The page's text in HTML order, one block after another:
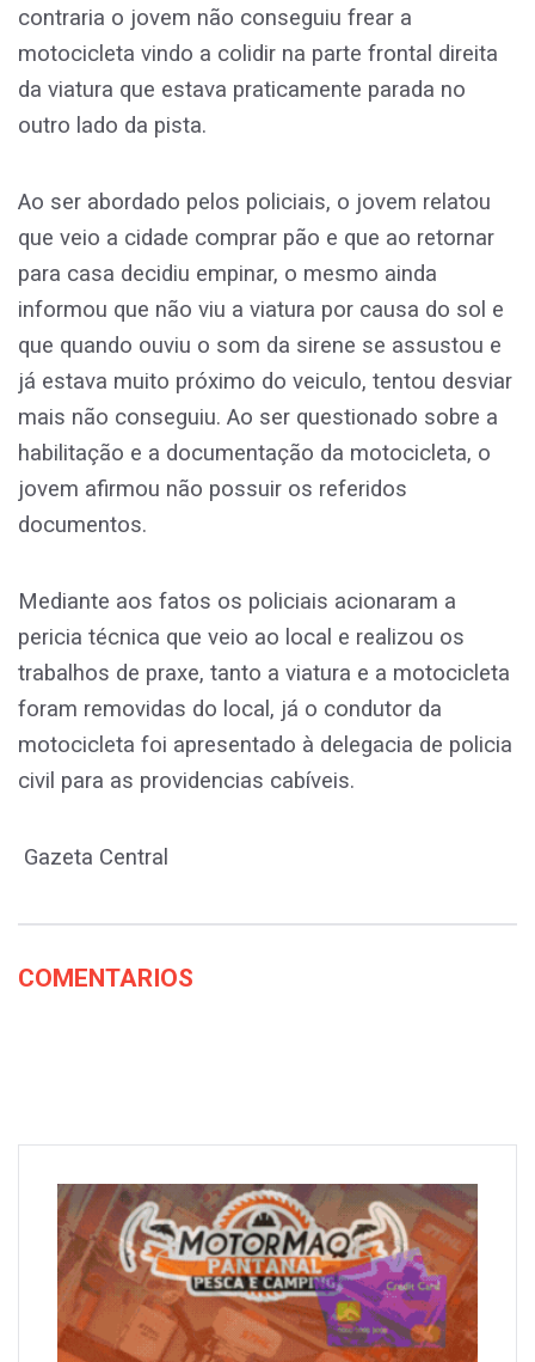
contraria o jovem não conseguiu frear a
motocicleta vindo a colidir na parte frontal direita
da viatura que estava praticamente parada no
outro lado da pista.
Ao ser abordado pelos policiais, o jovem relatou
que veio a cidade comprar pão e que ao retornar
para casa decidiu empinar, o mesmo ainda
informou que não viu a viatura por causa do sol e
que quando ouviu o som da sirene se assustou e
já estava muito próximo do veiculo, tentou desviar
mais não conseguiu. Ao ser questionado sobre a
habilitação e a documentação da motocicleta, o
jovem afirmou não possuir os referidos
documentos.
Mediante aos fatos os policiais acionaram a
pericia técnica que veio ao local e realizou os
trabalhos de praxe, tanto a viatura e a motocicleta
foram removidas do local, já o condutor da
motocicleta foi apresentado à delegacia de policia
civil para as providencias cabíveis.
Gazeta Central
COMENTARIOS